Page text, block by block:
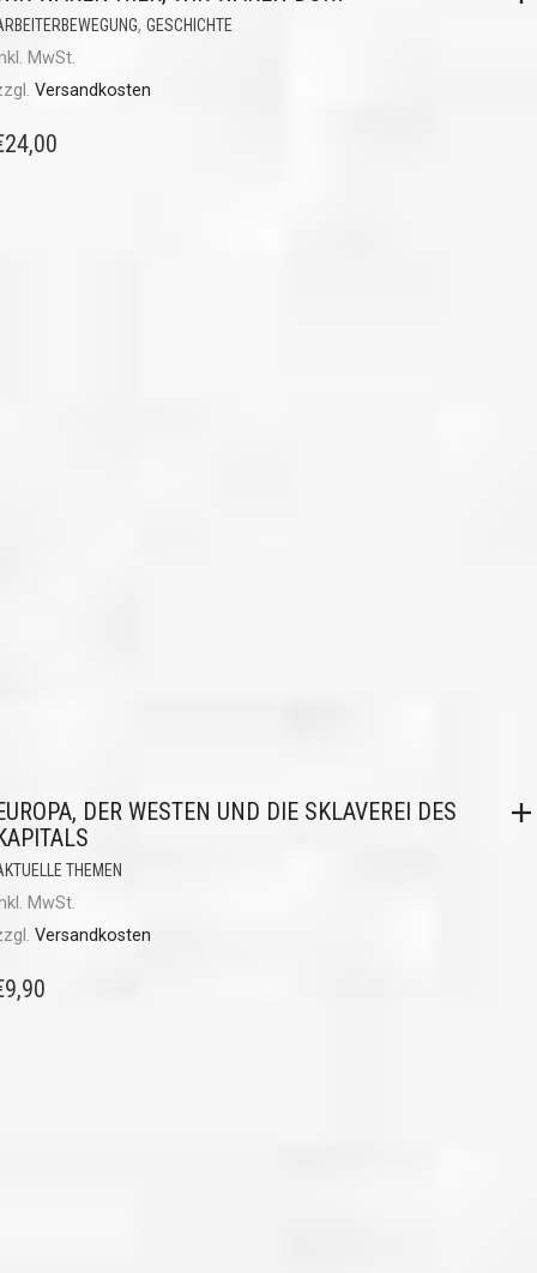
, GESCHICHTE
MwSt.
Versandkosten
24,00
DER WESTEN UND DIE SKLAVEREI DES
THEMEN
MwSt.
Versandkosten
9,90